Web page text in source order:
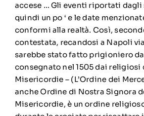
accese … Gli eventi riportati
quindi un po ‘ e le date
conformi alla realtà. Così,
contestata, recandosi a Napoli
sarebbe stato fatto prigioniero
consegnato nel 1505 dai religiosi
Misericordie – (L’Ordine dei
anche Ordine di Nostra Signora
Misericordie, è un ordine